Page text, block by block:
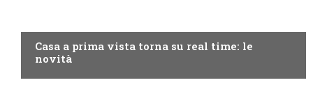
Casa a prima vista torna su real time: le
novità